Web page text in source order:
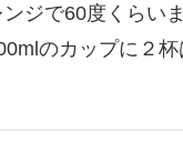
ジで60度くらい
のカップに２